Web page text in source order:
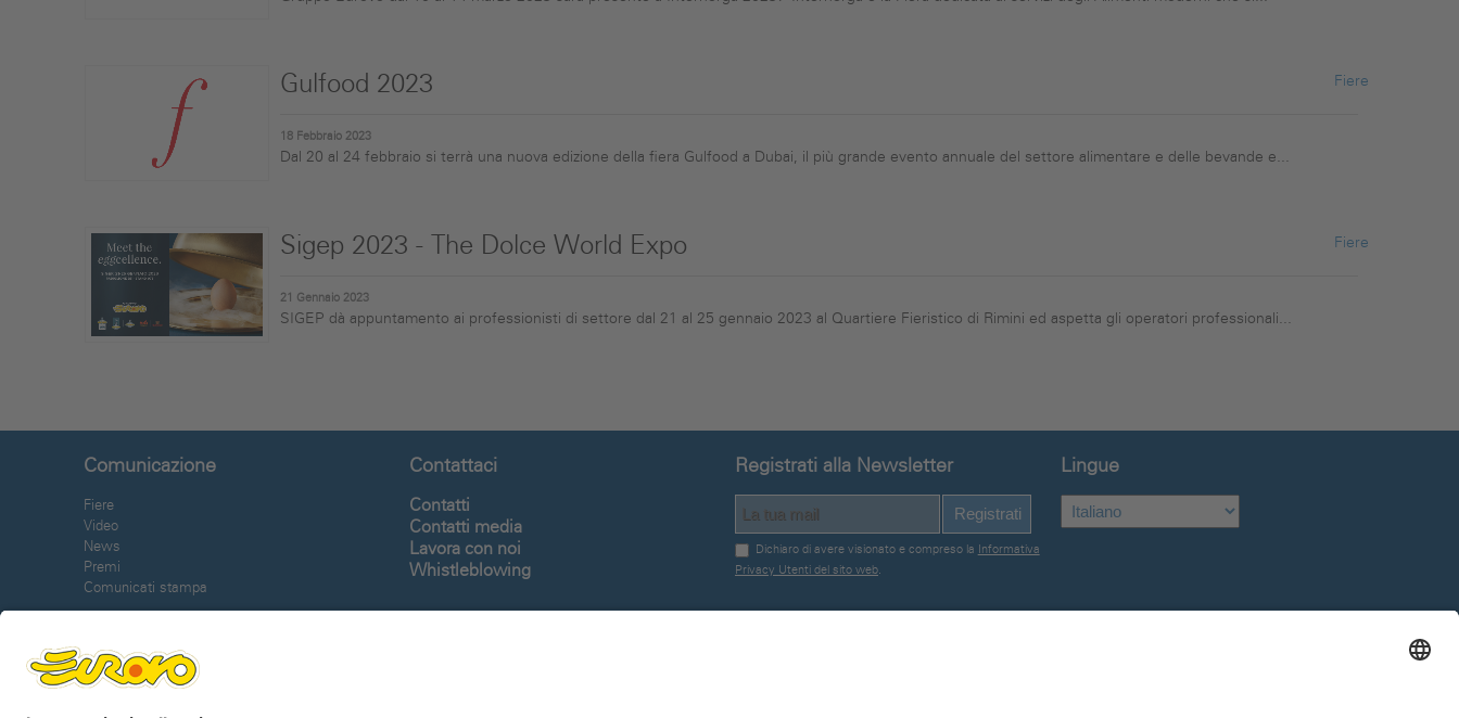
Gulfood 2023
18 Febbraio 2023
Dal 20 al 24 febbraio si terrà una nuova edizione della fiera Gulfood a Dubai, il più grande evento annuale del settore alimentare e delle bevande e...
Fiere
Sigep 2023 - The Dolce World Expo
21 Gennaio 2023
SIGEP dà appuntamento ai professionisti di settore dal 21 al 25 gennaio 2023 al Quartiere Fieristico di Rimini ed aspetta gli operatori professionali...
Fiere
Comunicazione
Fiere
Video
News
Premi
Comunicati stampa
Contattaci
Contatti
Contatti media
Lavora con noi
Whistleblowing
Registrati alla Newsletter
Registrati
Dichiaro di avere visionato e compreso la Informativa
Privacy Utenti del sito web.
Lingue